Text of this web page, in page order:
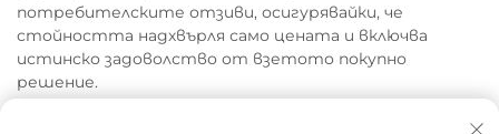
потребителските отзиви, осигурявайки, че
стойността надхвърля само цената и включва
истинско задоволство от взетото покупно
решение.